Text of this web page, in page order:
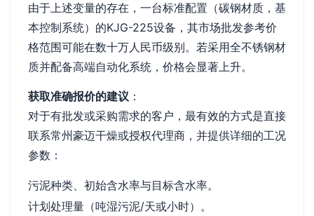
由于上述变量的存在，一台标准配置（碳钢材质，基
本控制系统）的KJG-225设备，其市场批发参考价
格范围可能在数十万人民币级别。若采用全不锈钢材
质并配备高端自动化系统，价格会显著上升。
获取准确报价的建议 ：
对于有批发或采购需求的客户，最有效的方式是直接
联系常州豪迈干燥或授权代理商，并提供详细的工况
参数：
污泥种类、初始含水率与目标含水率。
计划处理量（吨湿污泥/天或小时）。